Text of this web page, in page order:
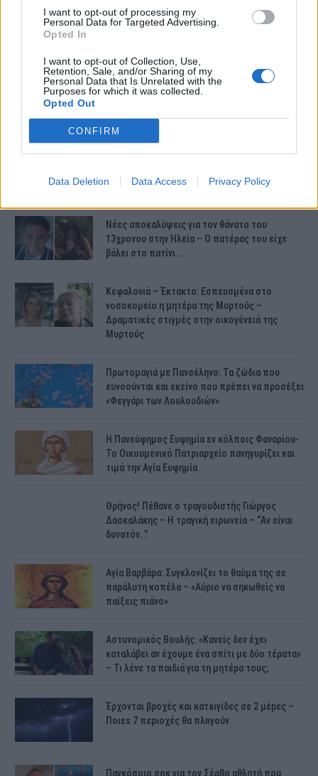
I want to opt-out of processing my
Personal Data for Targeted Advertising.
Opted In
I want to opt-out of Collection, Use,
Retention, Sale, and/or Sharing of my
Personal Data that Is Unrelated with the
Purposes for which it was collected.
Opted Out
CONFIRM
Data Deletion Data Access Privacy Policy
Συντάξεις Ιουνίου 2026: Τι θα ισχύσει; Πότε θα
Νέες αποκαλύψεις για τον θάνατο του
13χρονου στην Ηλεία – Ο πατέρας του είχε
βάλει στο πατίνι…
Κεφαλονιά – Έκτακτο: Εσπευσμένα στο
νοσοκομείο η μητέρα της Μυρτούς –
Δραματικές στιγμές στην οικογένειά της
Μυρτούς
Πρωτομαγιά με Πανσέληνο: Τα ζώδια που
ευνοούνται και εκείνο που πρέπει να προσέξει
«Φεγγάρι των Λουλουδιών»
H Πανεύφημος Ευφημία εν κόλποις Φαναρίου-
Το Οικουμενικό Πατριαρχείο πανηγυρίζει και
τιμά την Αγία Ευφημία
Θρήνος! Πέθανε ο τραγουδιστής Γιώργος
Δασκαλάκης – Η τραγική ειρωνεία – “Αν είναι
δυνατόν…”
Αγία Βαρβάρα: Συγκλονίζει το θαύμα της σε
παράλυτη κοπέλα – «Αύριο να σηκωθείς να
παίξεις πιάνο»
Αστυνομικός Bουλής: «Κανείς δεν έχει
καταλάβει αν έχουμε ένα σπίτι με δύο τέρατα»
– Τι λένε τα παιδιά για τη μητέρα τους;
Έρχονται βροχές και κατaιγίδες σε 2 μέpες –
Ποιεs 7 πεpιοχές θα πλnγούν
Παγκόσμιο σοκ για τον Σέρβο αθλητή που